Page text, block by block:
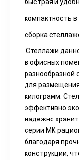
быстрая и
компактность
сборка
Стеллажи
в офисных
разнообразной
для
килограмм.
эффективно
надежно
серии МК
благодаря
конструкции,